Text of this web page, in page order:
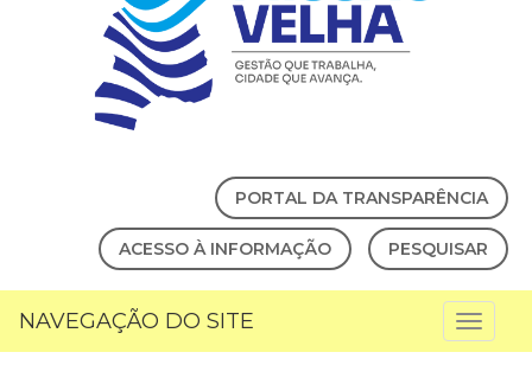
PORTAL DA TRANSPARÊNCIA
ACESSO À INFORMAÇÃO PESQUISAR
NAVEGAÇÃO DO SITE